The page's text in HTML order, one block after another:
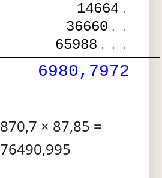
14664 .
36660 .
.
65988 .
.
.
6980,7972
870,7 × 87,85 =
76490,995